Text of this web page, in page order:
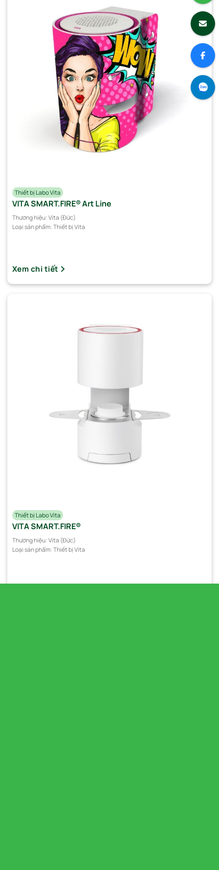
Thiết bị Labo Vita
VITA SMART.FIRE® Art Line
Thương hiệu:Vita (Đức)
Loại sản phẩm:Thiết bị Vita
Xem chi tiết
Thiết bị Labo Vita
VITA SMART.FIRE®
Thương hiệu:Vita (Đức)
Loại sản phẩm:Thiết bị Vita